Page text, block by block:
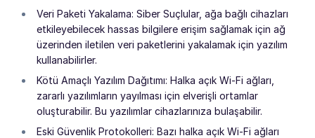
Veri Paketi Yakalama: Siber Suçlular, ağa bağlı cihazları
etkileyebilecek hassas bilgilere erişim sağlamak için ağ
üzerinden iletilen veri paketlerini yakalamak için yazılım
kullanabilirler.
Kötü Amaçlı Yazılım Dağıtımı: Halka açık Wi-Fi ağları,
zararlı yazılımların yayılması için elverişli ortamlar
oluşturabilir. Bu yazılımlar cihazlarınıza bulaşabilir.
Eski Güvenlik Protokolleri: Bazı halka açık Wi-Fi ağları